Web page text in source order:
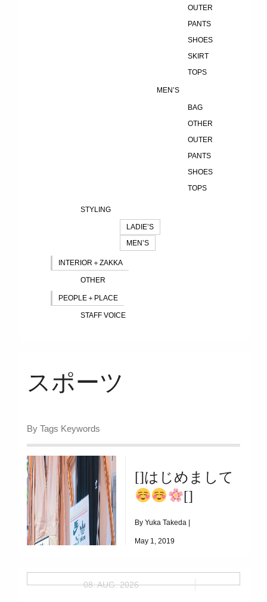
OUTER
PANTS
SHOES
SKIRT
TOPS
MEN’S
BAG
OTHER
OUTER
PANTS
SHOES
TOPS
STYLING
LADIE’S
MEN’S
INTERIOR＋ZAKKA
OTHER
PEOPLE＋PLACE
STAFF VOICE
スポーツ
By Tags Keywords
[]はじめまして
[]
By Yuka Takeda |
May 1, 2019
[]はじめまして []
08. AUG. 2026